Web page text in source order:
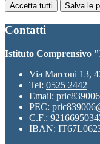
Accetta tutti Salva le
Contatti
Istituto Comprensivo
Via Marconi 13,
Tel: 0525 2442
Email:
PEC:
C.F.:
IBAN: